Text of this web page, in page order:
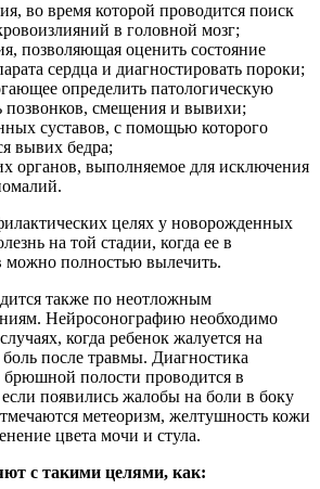
во время которой проводится поиск
в головной мозг;
позволяющая оценить состояние
сердца и диагностировать пороки;
определить патологическую
позвонков, смещения и вывихи;
суставов, с помощью которого
вывих бедра;
органов, выполняемое для исключения
целях у новорожденных
на той стадии, когда ее в
можно полностью вылечить.
также по неотложным
Нейросонографию необходимо
когда ребенок жалуется на
после травмы. Диагностика
брюшной полости проводится в
появились жалобы на боли в боку
метеоризм, желтушность кожи
цвета мочи и стула.
с такими целями, как: